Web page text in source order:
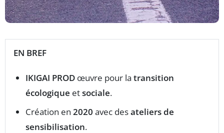
EN BREF
IKIGAI PROD œuvre pour la transition
écologique etsociale.
Création en 2020 avec desateliers de
sensibilisation.